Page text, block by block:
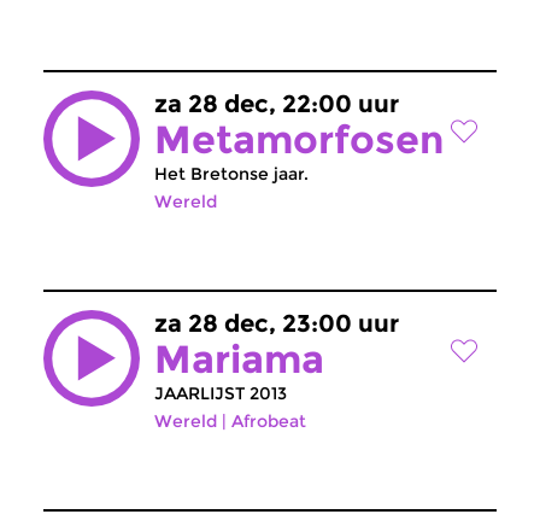
za 28 dec, 22:00 uur
Metamorfosen
Het Bretonse jaar.
Wereld
za 28 dec, 23:00 uur
Mariama
JAARLIJST 2013
Wereld | Afrobeat